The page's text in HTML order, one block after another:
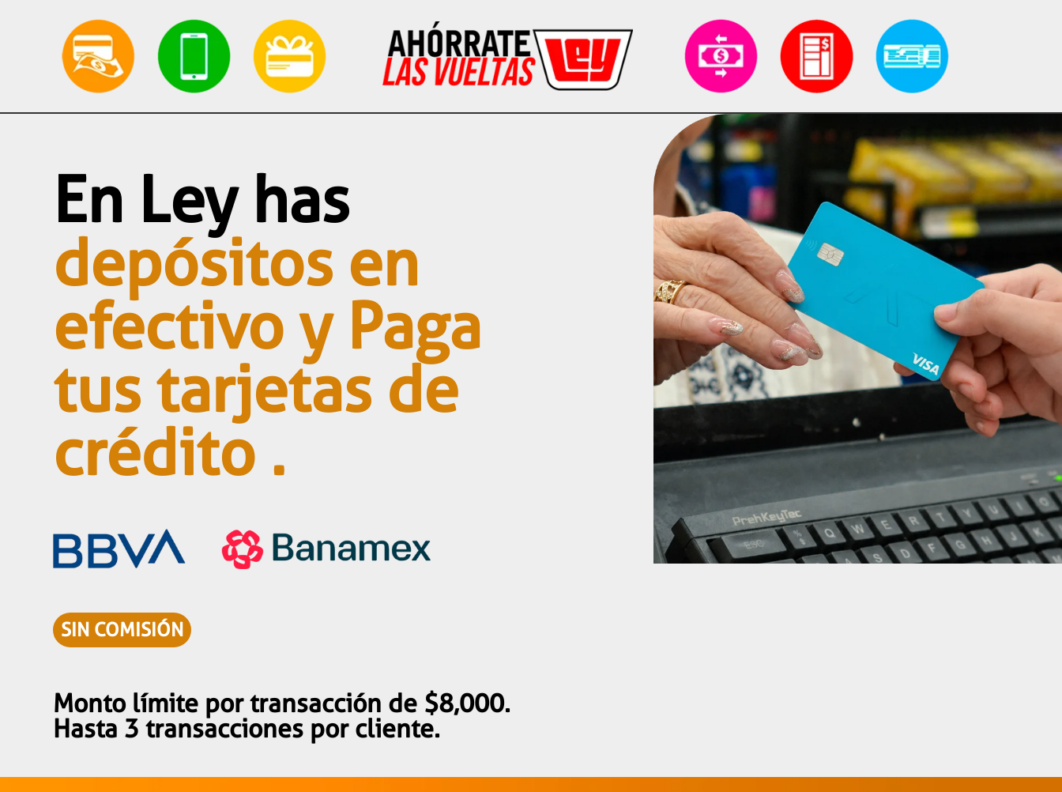
En Ley has
depósitos en
efectivo y Paga
tus tarjetas de
crédito .
SIN COMISIÓN
Monto límite por transacción de $8,000.
Hasta 3 transacciones por cliente.